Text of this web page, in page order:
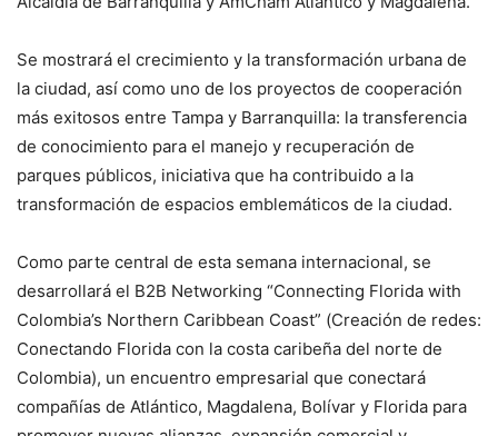
Se mostrará el crecimiento y la transformación urbana de
la ciudad, así como uno de los proyectos de cooperación
más exitosos entre Tampa y Barranquilla: la transferencia
de conocimiento para el manejo y recuperación de
parques públicos, iniciativa que ha contribuido a la
transformación de espacios emblemáticos de la ciudad.
Como parte central de esta semana internacional, se
desarrollará el B2B Networking “Connecting Florida with
Colombia’s Northern Caribbean Coast” (Creación de redes:
Conectando Florida con la costa caribeña del norte de
Colombia), un encuentro empresarial que conectará
compañías de Atlántico, Magdalena, Bolívar y Florida para